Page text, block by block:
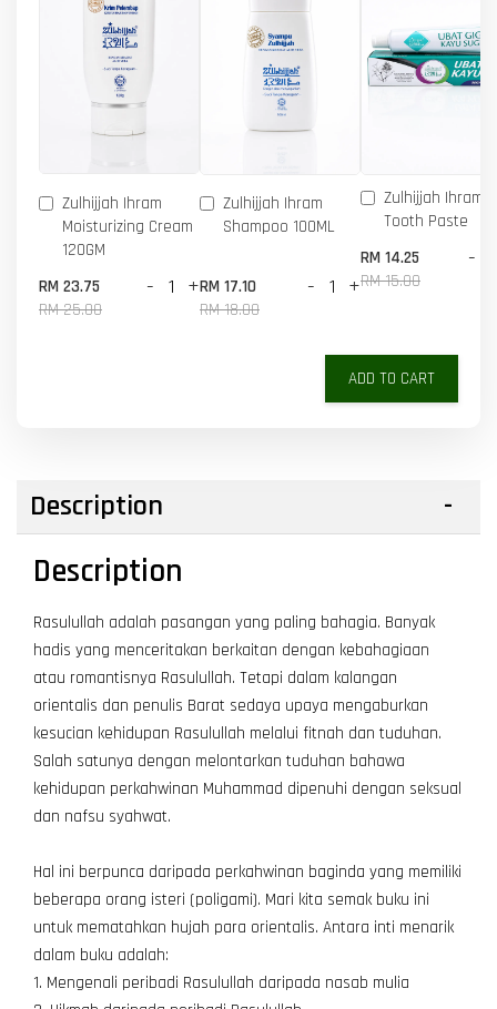
Zulhijjah Ihram
Moisturizing Cream
120GM
RM 23.75
RM 25.00
- +
Zulhijjah Ihram
Shampoo 100ML
RM 17.10
RM 18.00
- +
Zulhijjah Ihram
Tooth Paste
RM 14.25
RM 15.00
-
ADD TO CART
Description
Description
Rasulullah adalah pasangan yang paling bahagia. Banyak
hadis yang menceritakan berkaitan dengan kebahagiaan
atau romantisnya Rasulullah. Tetapi dalam kalangan
orientalis dan penulis Barat sedaya upaya mengaburkan
kesucian kehidupan Rasulullah melalui fitnah dan tuduhan.
Salah satunya dengan melontarkan tuduhan bahawa
kehidupan perkahwinan Muhammad dipenuhi dengan seksual
dan nafsu syahwat.
Hal ini berpunca daripada perkahwinan baginda yang memiliki
beberapa orang isteri (poligami). Mari kita semak buku ini
untuk mematahkan hujah para orientalis. Antara inti menarik
dalam buku adalah:
1. Mengenali peribadi Rasulullah daripada nasab mulia